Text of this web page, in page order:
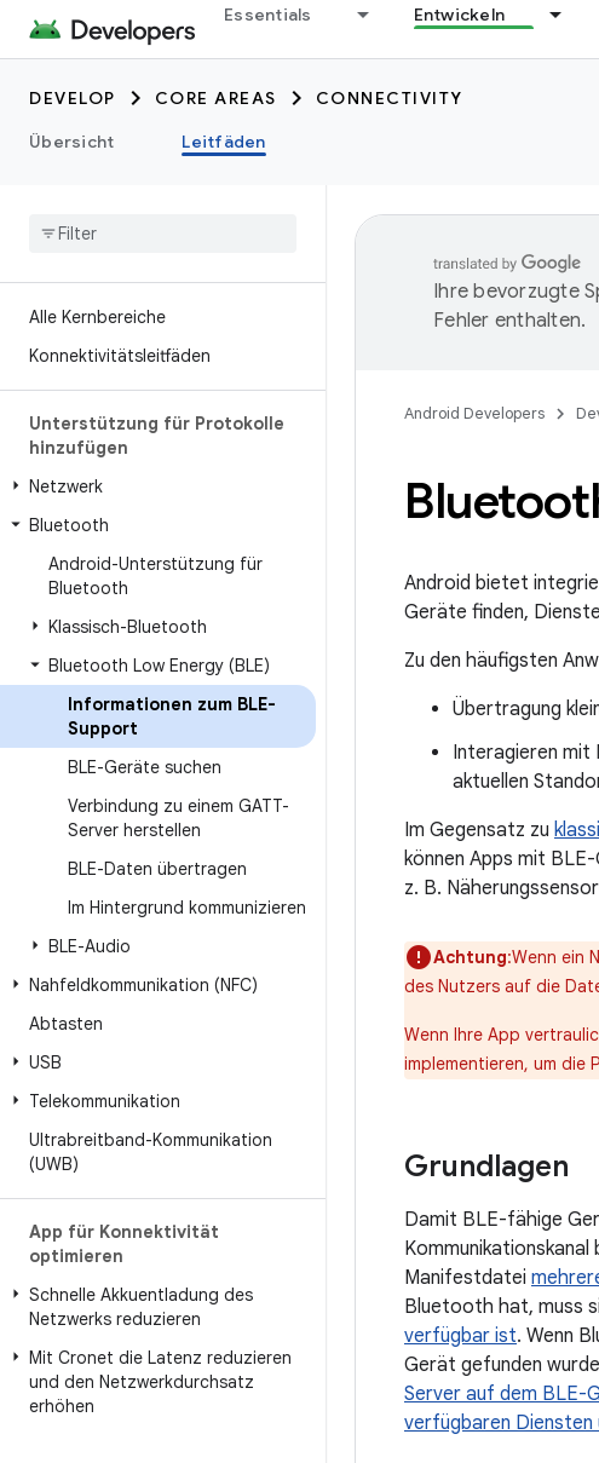
Essentials Entwickeln
DEVELOP CORE AREAS
CONNECTIVITY
Übersicht
Leitfäden
Alle Kernbereiche
Konnektivitätsleitfäden
Unterstützung für Protokolle
hinzufügen
Netzwerk
Bluetooth
Android-Unterstützung für
Bluetooth
Klassisch-Bluetooth
Bluetooth Low Energy (BLE)
Informationen zum BLE-
Support
BLE-Geräte suchen
Verbindung zu einem GATT-
Server herstellen
BLE-Daten übertragen
Im Hintergrund kommunizieren
BLE-Audio
Nahfeldkommunikation (NFC)
Abtasten
USB
Telekommunikation
Ultrabreitband-Kommunikation
(UWB)
App für Konnektivität
optimieren
Schnelle Akkuentladung des
Netzwerks reduzieren
Mit Cronet die Latenz reduzieren
und den Netzwerkdurchsatz
erhöhen
Ihre bevorzugte
Fehler enthalten.
Android Developers
Android bietet
Geräte finden,
Zu den häufigsten
Übertragung
Interagieren mit
aktuellen
Im Gegensatz zu
können Apps mit
z. B.
Achtung:Wenn ein
des Nutzers auf die
Wenn Ihre App
implementieren, um die
Grundlagen
Damit BLE-fähige
Manifestdatei
Bluetooth hat, muss
verfügbar ist. Wenn
Gerät gefunden
Server auf dem BLE-
verfügbaren Diensten